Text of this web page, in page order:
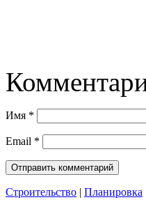
Имя *
Email *
Строительство | Планировка